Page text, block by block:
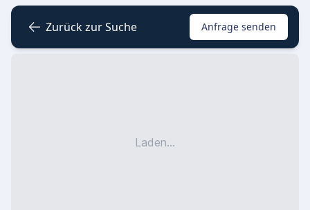
Zurück zur Suche Anfrage senden
Laden...